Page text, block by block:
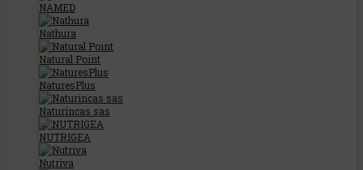
NAMED
Nathura
Natural Point
NaturesPlus
Naturincas sas
NUTRIGEA
Nutriva